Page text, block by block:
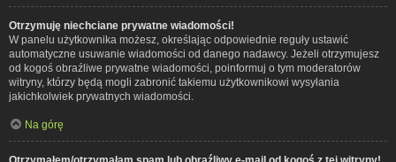
Otrzymuję niechciane prywatne wiadomości!
W panelu użytkownika możesz, określając odpowiednie reguły ustawić
automatyczne usuwanie wiadomości od danego nadawcy. Jeżeli otrzymujesz
od kogoś obraźliwe prywatne wiadomości, poinformuj o tym moderatorów
witryny, którzy będą mogli zabronić takiemu użytkownikowi wysyłania
jakichkolwiek prywatnych wiadomości.
Na górę